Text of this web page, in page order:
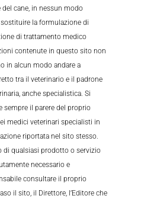
cane, in nessun modo
la formulazione di
di trattamento medico
contenute in questo sito non
in alcun modo andare a
tra il veterinario e il padrone
anche specialistica. Si
sempre il parere del proprio
medici veterinari specialisti in
riportata nel sito stesso.
di qualsiasi prodotto o servizio
necessario e
consultare il proprio
il sito, il Direttore, l’Editore che